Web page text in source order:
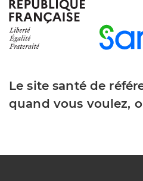
Le site santé de
quand vous voulez,